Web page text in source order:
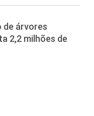
de árvores
2,2 milhões de